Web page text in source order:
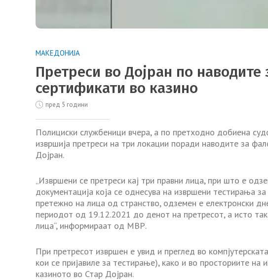
МАКЕДОНИЈА
Претреси во Дојран по
сертификати во казино
пред 5 години
Полициски службеници вчера, а по претходно добиена
извршија претреси на три локации поради наводите за
Дојран.
„Извршени се претреси кај три правни лица, при што е
документација која се однесува на извршени тестирања
претежно на лица од странство, одземен е електронски
периодот од 19.12.2021 до денот на претресот, а исто
лица“, информираат од МВР.
При претресот извршен е увид и преглед во
кои се пријавиле за тестирање), како и во просториите на
казиното во Стар Дојран.